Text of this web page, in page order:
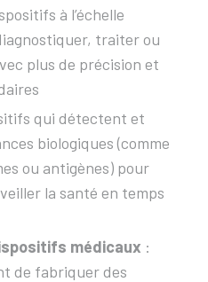
à l’échelle
traiter ou
plus de précision et
qui détectent et
biologiques (comme
ou antigènes) pour
la santé en temps
médicaux :
de fabriquer des